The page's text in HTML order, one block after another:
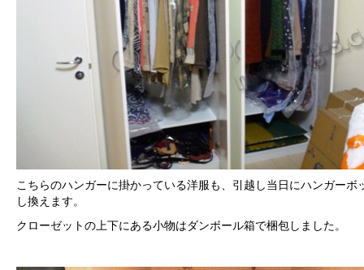
こちらのハンガーに掛かっている洋服も、引越し当日にハンガーボ
し換えます。
クローゼットの上下にある小物はダンボール箱で梱包しました。